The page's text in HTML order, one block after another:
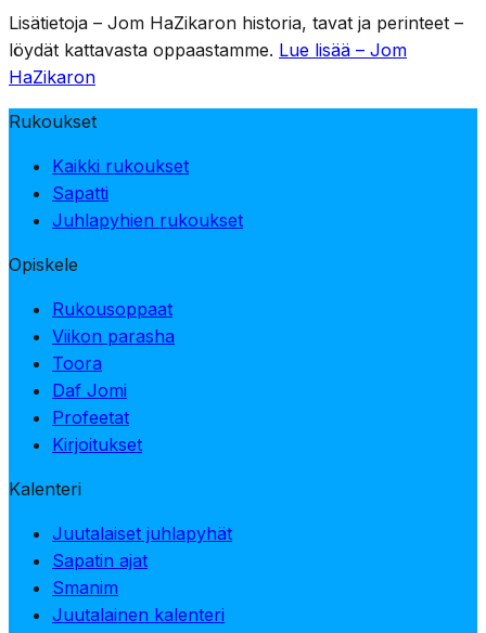
Lisätietoja – Jom HaZikaron historia, tavat ja perinteet –
löydät kattavasta oppaastamme. Lue lisää – Jom
HaZikaron
Rukoukset
Kaikki rukoukset
Sapatti
Juhlapyhien rukoukset
Opiskele
Rukousoppaat
Viikon parasha
Toora
Daf Jomi
Profeetat
Kirjoitukset
Kalenteri
Juutalaiset juhlapyhät
Sapatin ajat
Smanim
Juutalainen kalenteri